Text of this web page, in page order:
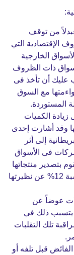
التي
الظروف
تأخذ فى
مع السوق
إحدى
أثر
فى السوق بنسبة 12% عن نظيرتها
عن
في
تلفه أو